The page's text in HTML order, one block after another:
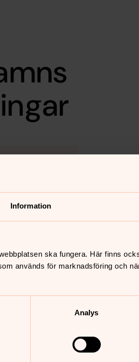
Information
ska fungera. Här finns
används för marknadsföring och
Analys